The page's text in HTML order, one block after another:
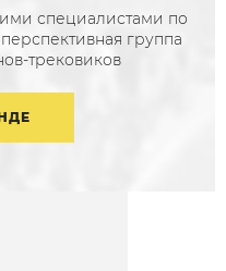
специалистами по
группа
трековиков